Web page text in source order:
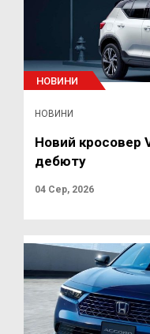
НОВИНИ
НОВИНИ
Новий кросовер
дебюту
04 Сер, 2026